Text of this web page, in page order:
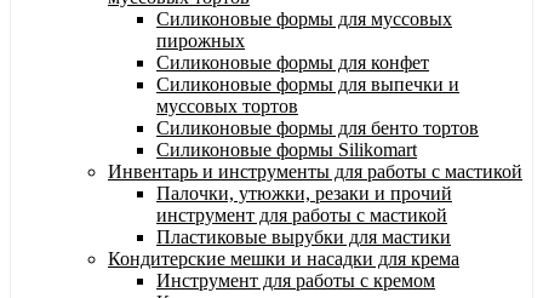
Силиконовые формы для муссовых
пирожных
Силиконовые формы для конфет
Силиконовые формы для выпечки и
муссовых тортов
Силиконовые формы для бенто тортов
Силиконовые формы Silikomart
Инвентарь и инструменты для работы с мастикой
Палочки, утюжки, резаки и прочий
инструмент для работы с мастикой
Пластиковые вырубки для мастики
Кондитерские мешки и насадки для крема
Инструмент для работы с кремом